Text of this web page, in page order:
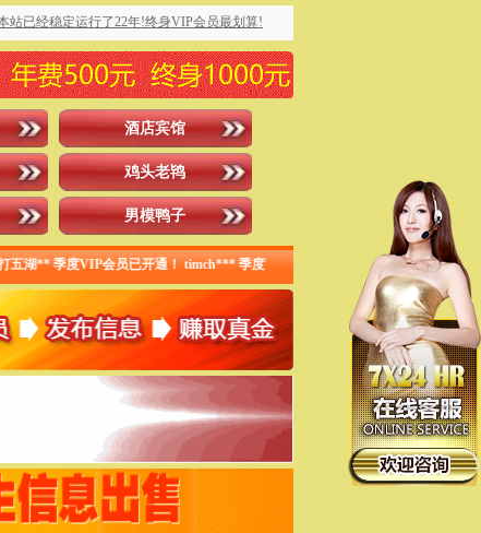
站已经稳定运行了22年!终身VIP会员最划算!
酒店宾馆
鸡头老鸨
男模鸭子
！ timch*** 季度VIP会员已开通！快乐** 终身VIP会